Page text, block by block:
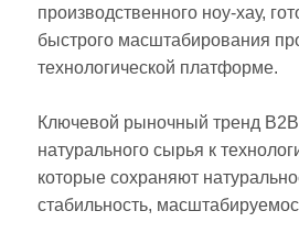
производственного ноу-хау,
быстрого масштабирования
технологической платформе.
Ключевой рыночный тренд
натурального сырья к
которые сохраняют
стабильность,